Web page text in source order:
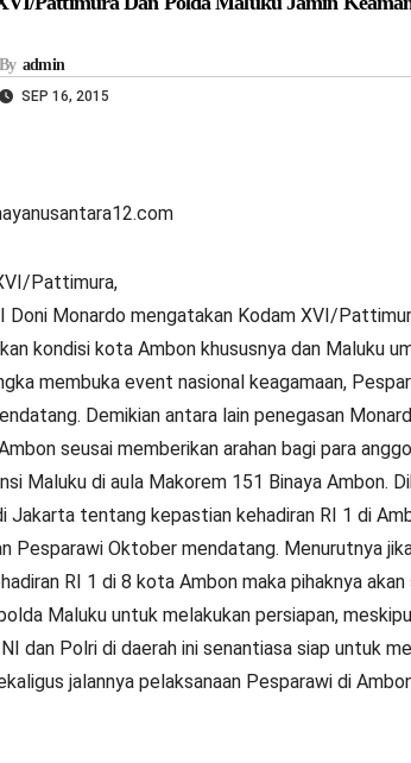
By admin
SEP 16, 2015
Pattimura,
Doni Monardo mengatakan Kodam XVI/
kondisi kota Ambon khususnya dan Maluku
membuka event nasional keagamaan,
Demikian antara lain penegasan
seusai memberikan arahan bagi para
Maluku di aula Makorem 151 Binaya Ambon.
Jakarta tentang kepastian kehadiran RI 1 di
Pesparawi Oktober mendatang. Menurutnya
RI 1 di 8 kota Ambon maka pihaknya
Maluku untuk melakukan persiapan,
dan Polri di daerah ini senantiasa siap untuk
jalannya pelaksanaan Pesparawi di